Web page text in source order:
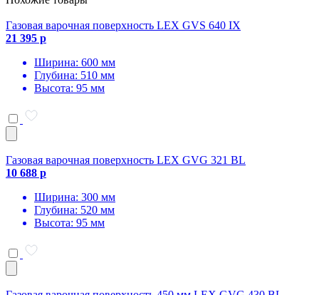
Газовая варочная поверхность LEX GVS 640 IX
21 395 р
Ширина: 600 мм
Глубина: 510 мм
Высота: 95 мм
Газовая варочная поверхность LEX GVG 321 BL
10 688 р
Ширина: 300 мм
Глубина: 520 мм
Высота: 95 мм